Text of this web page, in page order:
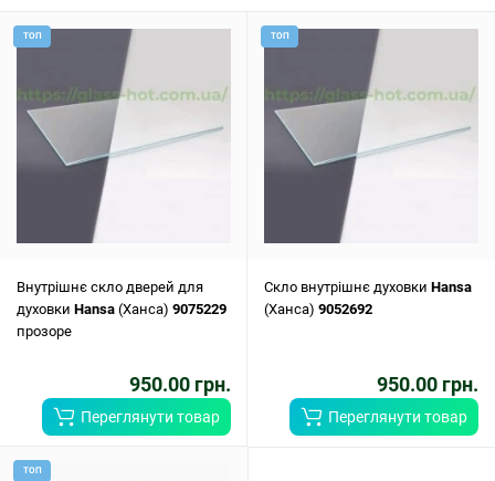
ТОП
Внутрішнє скло дверей для
духовки Hansa (Ханса) 9075229
прозоре
950.00 грн.
Переглянути товар
ТОП
Скло внутрішнє духовки Hansa
(Ханса) 9052692
950.00 грн.
Переглянути товар
ТОП